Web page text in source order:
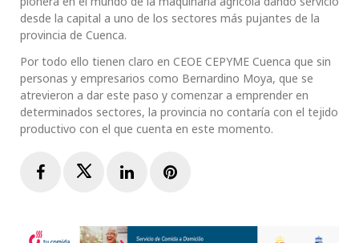
desde la capital a uno de los sectores más pujantes de la
provincia de Cuenca.
Por todo ello tienen claro en CEOE CEPYME Cuenca que sin
personas y empresarios como Bernardino Moya, que se
atrevieron a dar este paso y comenzar a emprender en
determinados sectores, la provincia no contaría con el tejido
productivo con el que cuenta en este momento.
FacebookTwitterLinkedInPinterest